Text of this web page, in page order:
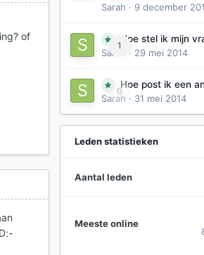
of
Sarah · 9 december
1
Hoe stel ik mijn
Sarah
· 29 mei 2014
0
Hoe post ik een
Sarah · 31 mei 2014
Leden statistieken
Aantal leden
Meeste online